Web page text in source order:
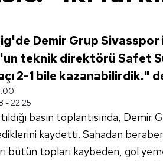
Demir Grup Sivasspor
teknik direktörü Safet
2-1 bile kazanabilirdik."
- 22:25
basın toplantısında, Demir
kaydetti. Sahadan
bütün topları kaybeden, gol